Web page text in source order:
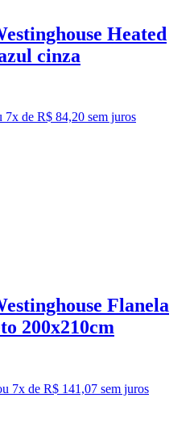
Heated
cinza
7x de R$ 84,20 sem juros
Flanela
200x210cm
7x de R$ 141,07 sem juros